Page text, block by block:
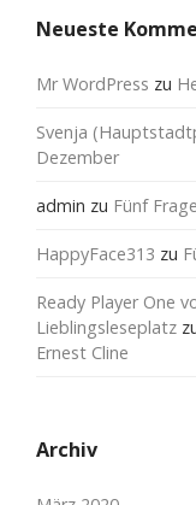
Neueste
Mr WordPress zu
Svenja
Dezember
admin zu Fünf
HappyFace313 zu
Ready Player One
Lieblingsleseplatz
Ernest Cline
Archiv